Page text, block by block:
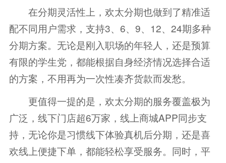
在分期灵活性上，欢太分期也做到了精准适
配不同用户需求，支持3、6、9、12、24期多种
分期方案。无论是刚入职场的年轻人，还是预算
有限的学生党，都能根据自身经济情况选择合适
的方案，不用再为一次性凑齐货款而发愁。
更值得一提的是，欢太分期的服务覆盖极为
广泛，线下门店超6万家，线上商城APP同步支
持，无论你是习惯线下体验真机后分期，还是喜
欢线上便捷下单，都能轻松享受服务。同时，平